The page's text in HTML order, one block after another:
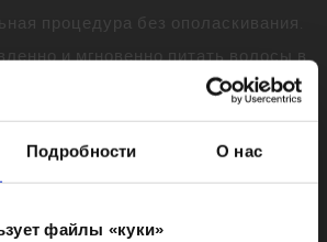
Подробности О нас
файлы «куки»
процедура без ополаскивания.
и мгновенно питать волосы в
зонах по длине волос.
и повышает
при сушке. Добавляет мягкость и
пересушивания в течение